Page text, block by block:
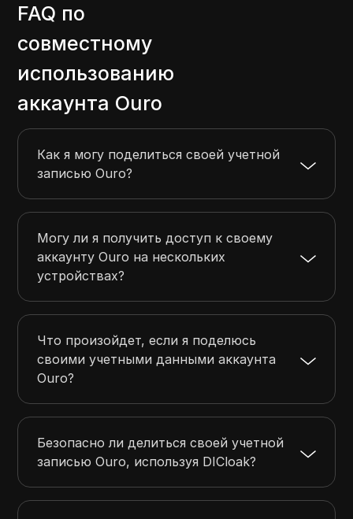
FAQ по
совместному
использованию
аккаунта Ouro
Как я могу поделиться своей учетной
записью Ouro?
Могу ли я получить доступ к своему
аккаунту Ouro на нескольких
устройствах?
Что произойдет, если я поделюсь
своими учетными данными аккаунта
Ouro?
Безопасно ли делиться своей учетной
записью Ouro, используя DICloak?